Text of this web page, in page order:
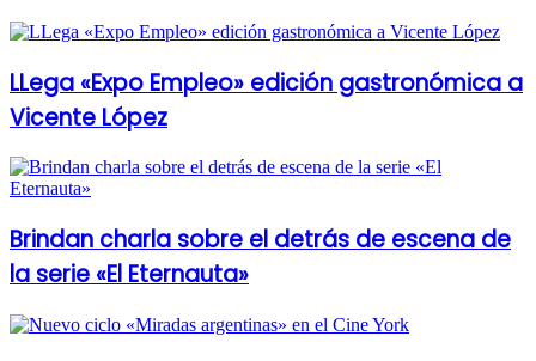
LLega «Expo Empleo» edición gastronómica a
Vicente López
Brindan charla sobre el detrás de escena de
la serie «El Eternauta»